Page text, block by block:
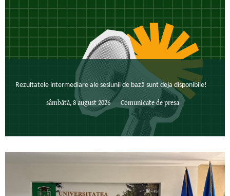
Rezultatele intermediare ale sesiunii de bază sunt deja disponibile!
sâmbătă, 8 august 2026 Comunicate de presa